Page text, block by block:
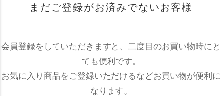
まだご登録がお済みでないお客様
会員登録をしていただきますと、二度目のお買い物時にと
ても便利です。
お気に入り商品をご登録いただけるなどお買い物が便利に
なります。